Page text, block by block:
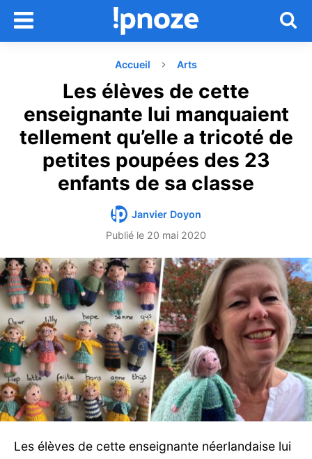
Accueil Arts
Les élèves de cette
enseignante lui manquaient
tellement qu’elle a tricoté de
petites poupées des 23
enfants de sa classe
Janvier Doyon
Publié le 20 mai 2020
Les élèves de cette enseignante néerlandaise lui